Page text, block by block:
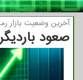
آخرین وضعیت بازار
صعود